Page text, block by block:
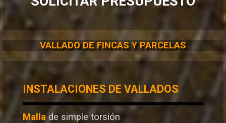
VALLADO DE FINCAS Y PARCELAS
INSTALACIONES DE VALLADOS
Mallade simple torsión